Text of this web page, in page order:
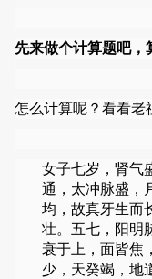
先来做个计算题吧，
怎么计算呢？看看老
女子七岁，肾气
通，太冲脉盛，
均，故真牙生而
壮。五七，阳明
衰于上，面皆焦
少，天癸竭，地